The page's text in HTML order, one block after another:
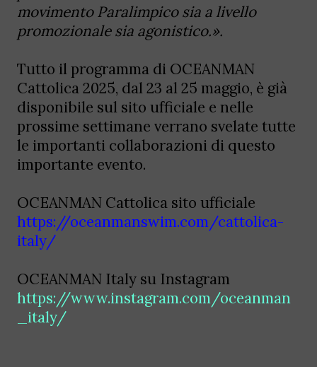
movimento Paralimpico sia a livello
promozionale sia agonistico.».
Tutto il programma di OCEANMAN
Cattolica 2025, dal 23 al 25 maggio, è già
disponibile sul sito ufficiale e nelle
prossime settimane verrano svelate tutte
le importanti collaborazioni di questo
importante evento.
OCEANMAN Cattolica sito ufficiale
https://oceanmanswim.com/cattolica-
italy/
OCEANMAN Italy su Instagram
https://www.instagram.com/oceanman
_italy/